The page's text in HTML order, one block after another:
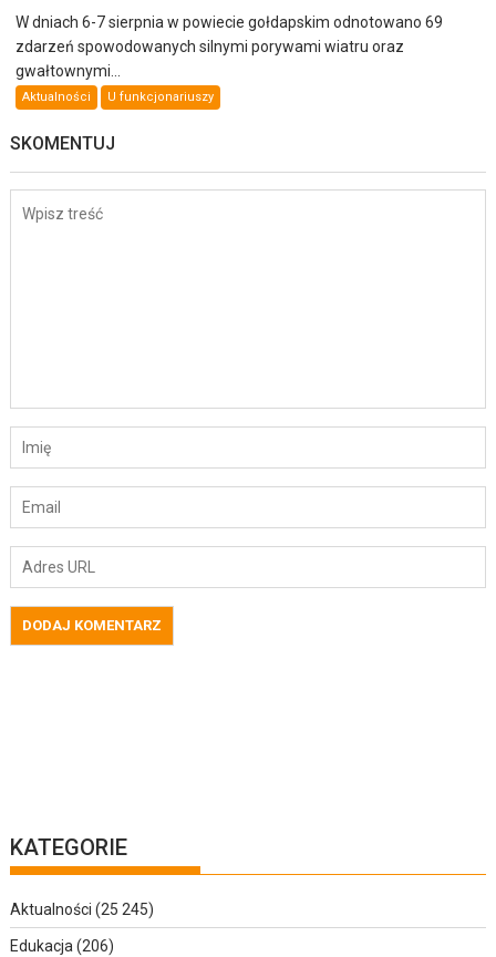
W dniach 6-7 sierpnia w powiecie gołdapskim odnotowano 69
zdarzeń spowodowanych silnymi porywami wiatru oraz
gwałtownymi...
Aktualności U funkcjonariuszy
SKOMENTUJ
KATEGORIE
Aktualności (25 245)
Edukacja(206)